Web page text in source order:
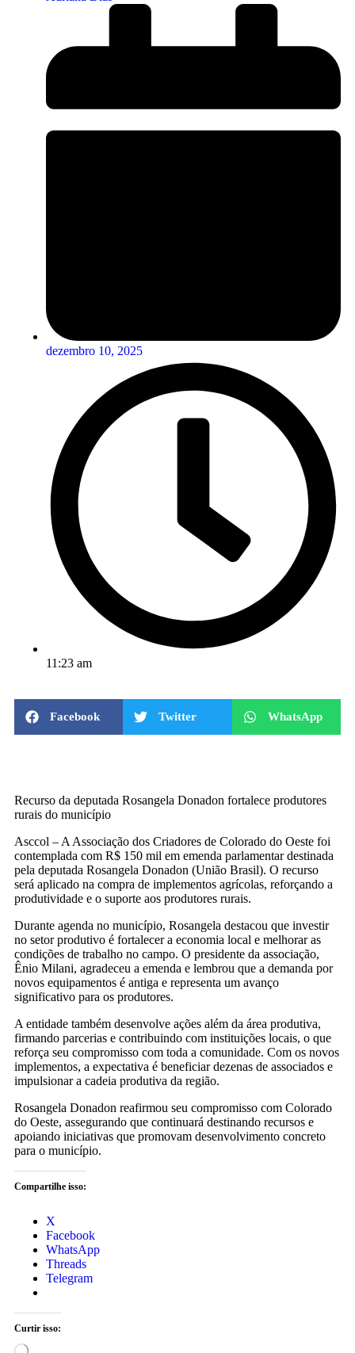
dezembro 10, 2025
11:23 am
Facebook Twitter WhatsApp
Recurso da deputada Rosangela Donadon fortalece produtores
rurais do município
Asccol – A Associação dos Criadores de Colorado do Oeste foi
contemplada com R$ 150 mil em emenda parlamentar destinada
pela deputada Rosangela Donadon (União Brasil). O recurso
será aplicado na compra de implementos agrícolas, reforçando a
produtividade e o suporte aos produtores rurais.
Durante agenda no município, Rosangela destacou que investir
no setor produtivo é fortalecer a economia local e melhorar as
condições de trabalho no campo. O presidente da associação,
Ênio Milani, agradeceu a emenda e lembrou que a demanda por
novos equipamentos é antiga e representa um avanço
significativo para os produtores.
A entidade também desenvolve ações além da área produtiva,
firmando parcerias e contribuindo com instituições locais, o que
reforça seu compromisso com toda a comunidade. Com os novos
implementos, a expectativa é beneficiar dezenas de associados e
impulsionar a cadeia produtiva da região.
Rosangela Donadon reafirmou seu compromisso com Colorado
do Oeste, assegurando que continuará destinando recursos e
apoiando iniciativas que promovam desenvolvimento concreto
para o município.
Compartilhe isso:
X
Facebook
WhatsApp
Threads
Telegram
Curtir isso: